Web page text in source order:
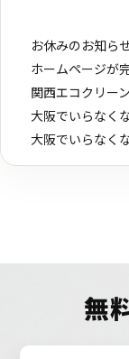
お休みのお知ら
ホームページが
関西エコクリー
大阪でいらなく
大阪でいらなく
無